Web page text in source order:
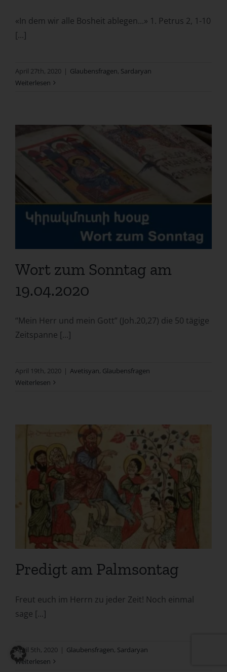
«In dem wir alle Bosheit ablegen...» 1. Petrus 2, 1-10
[...]
April 27th, 2020 | Glaubensfragen, Sardaryan
Weiterlesen
Wort zum Sonntag am
19.04.2020
“Mein Herr und mein Gott” (Joh.20,27) die 50 tägige
Zeitspanne [...]
April 19th, 2020 | Avetisyan, Glaubensfragen
Weiterlesen
Predigt am Palmsontag
Freut euch im Herrn zu jeder Zeit! Noch einmal
sage [...]
April 5th, 2020 | Glaubensfragen, Sardaryan
Weiterlesen